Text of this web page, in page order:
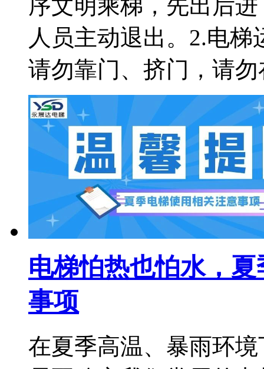
序文明乘梯，先出后
人员主动退出。2.电
请勿靠门、挤门，请
电梯怕热也怕水，
事项
在夏季高温、暴雨环